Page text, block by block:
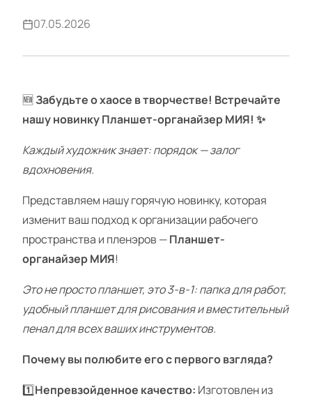
07.05.2026
🆕 Забудьте о хаосе в творчестве! Встречайте
нашу новинкуПланшет-органайзер МИЯ! ✨
Каждый художник знает: порядок — залог
вдохновения.
Представляем нашу горячую новинку, которая
изменит ваш подход к организации рабочего
пространства и пленэров —Планшет-
органайзер МИЯ!
Это не просто планшет, это 3-в-1: папка для работ,
удобный планшет для рисования и вместительный
пенал для всех ваших инструментов.
Почему вы полюбите его с первого взгляда?
1️⃣Непревзойденное качество: Изготовлен из